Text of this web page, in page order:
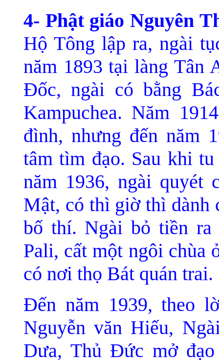
4- Phật giáo Nguyên
Hộ Tông lập ra, ngài
năm 1893 tại làng Tân
Ðốc, ngài có bằng
Kampuchea. Năm
đình, nhưng đến năm
tâm tìm đạo. Sau khi
năm 1936, ngài quyét
Mật, có thì giờ thì dành
bố thí. Ngài bỏ tiền ra
Pali, cất một ngôi chùa
có nơi thọ Bát quán trai.
Ðến năm 1939, theo
Nguyễn văn Hiếu, Ngà
Dưa, Thủ Ðức mở